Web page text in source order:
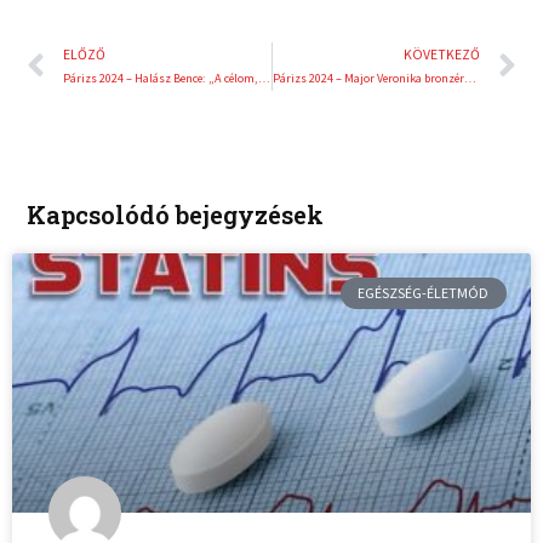
Előző
ELŐZŐ
Párizs 2024 – Halász Bence: „A célom, hogy dobjak magamnak egy születésnapi ajándékot”
KÖVETKEZŐ
Párizs 2024 – Major Veronika bronzérmes női sportpisztolyban
Kapcsolódó bejegyzések
EGÉSZSÉG-ÉLETMÓD